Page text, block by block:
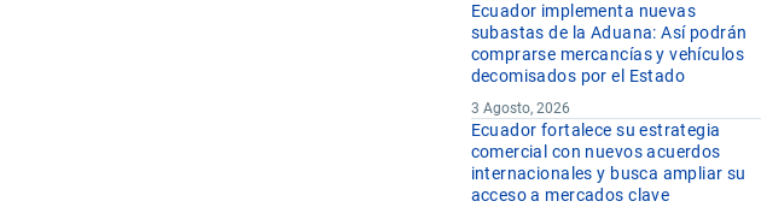
Ecuador implementa nuevas
subastas de la Aduana: Así podrán
comprarse mercancías y vehículos
decomisados por el Estado
3 Agosto, 2026
Ecuador fortalece su estrategia
comercial con nuevos acuerdos
internacionales y busca ampliar su
acceso a mercados clave